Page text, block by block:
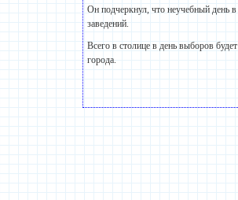
Он подчеркнул, что неучебный день
заведений.
Всего в столице в день выборов
города.